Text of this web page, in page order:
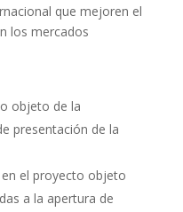
que mejoren el
los mercados
objeto de la
presentación de la
el proyecto objeto
a la apertura de